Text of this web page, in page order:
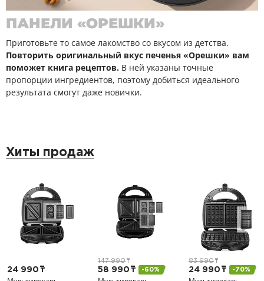
ПАНЕЛИ «ОРЕШКИ»
Приготовьте то самое лакомство со вкусом из детства.
Повторить оригинальный вкус печенья «Орешки» вам
поможет книга рецептов. В ней указаны точные
пропорции ингредиентов, поэтому добиться идеального
результата смогут даже новички.
Хиты продаж
24 990 т
147 990 т
58 990 т -60%
83 990 т
24 990 т -70%